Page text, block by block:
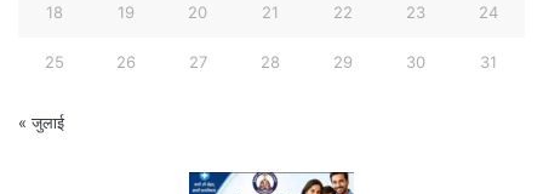
18 19 20 21 22 23 24
25 26 27 28 29 30 31
« जुलाई